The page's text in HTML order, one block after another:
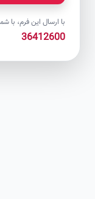
با ارسال این فرم، با شما
36412600